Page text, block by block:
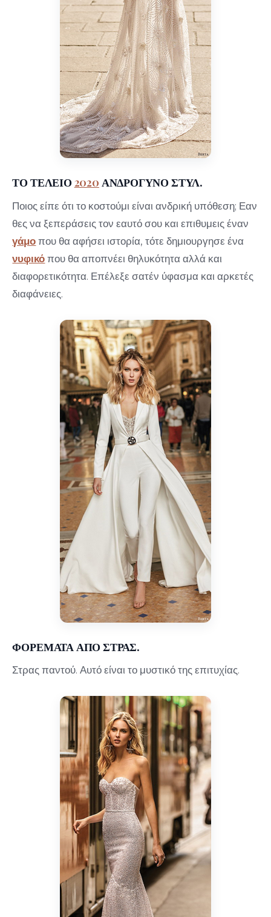
ΤΟ ΤΕΛΕΙΟ 2020 ΑΝΔΡΟΓΥΝΟ ΣΤΥΛ.
Ποιος είπε ότι το κοστούμι είναι ανδρική υπόθεση; Εαν
θες να ξεπεράσεις τον εαυτό σου και επιθυμεις έναν
γάμο που θα αφήσει ιστορία, τότε δημιουργησε ένα
νυφικό που θα αποπνέει θηλυκότητα αλλά και
διαφορετικότητα. Επέλεξε σατέν ύφασμα και αρκετές
διαφάνειες.
ΦΟΡΕΜΑΤΑ ΑΠΟ ΣΤΡΑΣ.
Στρας παντού. Αυτό είναι το μυστικό της επιτυχίας.